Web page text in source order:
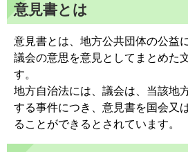
意見書とは
意見書とは、地方公共団体の公益
議会の意思を意見としてまとめた
す。
地方自治法には、議会は、当該地
する事件につき、意見書を国会又
ることができるとされています。